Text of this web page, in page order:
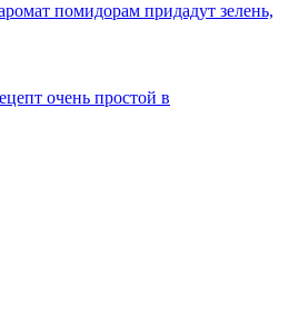
помидорам придадут зелень,
очень простой в